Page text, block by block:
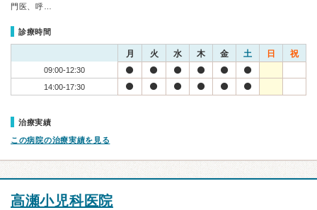
門医、呼…
診療時間
月 火 水 木 金 土 日 祝
09:00-12:30
14:00-17:30
治療実績
この病院の治療実績を見る
高瀬小児科医院